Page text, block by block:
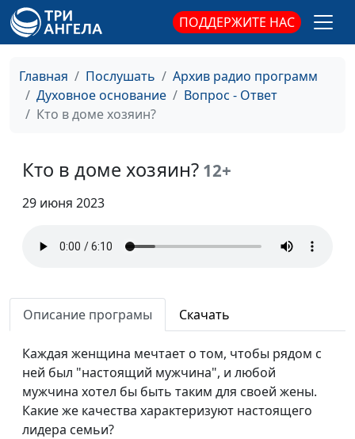
ПОДДЕРЖИТЕ НАС
Главная Послушать
Архив радио программ
Духовное основание
Вопрос - Ответ
Кто в доме хозяин?
Кто в доме хозяин? 12+
29 июня 2023
Описание програмы Скачать
Каждая женщина мечтает о том, чтобы рядом с
ней был "настоящий мужчина", и любой
мужчина хотел бы быть таким для своей жены.
Какие же качества характеризуют настоящего
лидера семьи?
молодежный лидер
священнослужитель,
молодежный лидер
Иов: причины
молодежный лидер
ли это?
очищение и исцеление
Вениамин Дашкевич,
священнослужитель,
молодежный лидер
#13
Крещение покаяния:
Вениамин Дашкевич,
священнослужитель,